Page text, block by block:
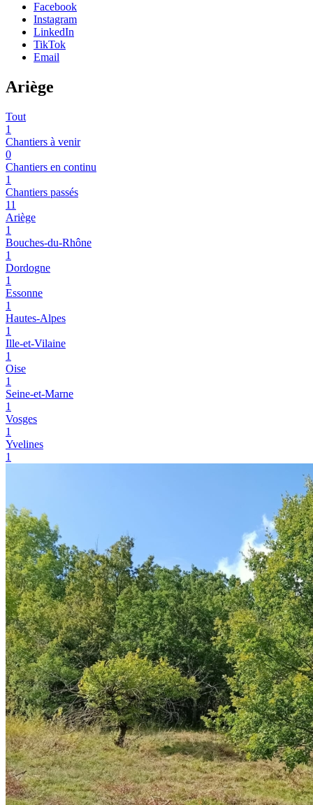
Facebook
Instagram
LinkedIn
TikTok
Email
Ariège
Tout
1
Chantiers à venir
0
Chantiers en continu
1
Chantiers passés
11
Ariège
1
Bouches-du-Rhône
1
Dordogne
1
Essonne
1
Hautes-Alpes
1
Ille-et-Vilaine
1
Oise
1
Seine-et-Marne
1
Vosges
1
Yvelines
1